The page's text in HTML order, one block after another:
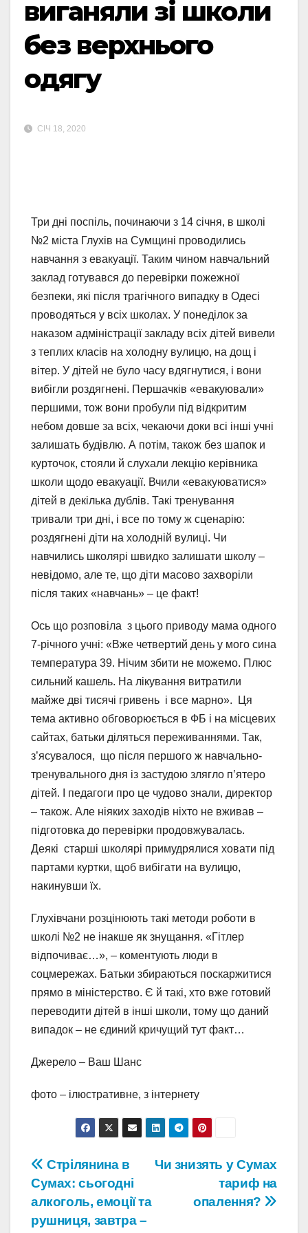
виганяли зі школи
без верхнього
одягу
СІЧ 18, 2020
Три дні поспіль, починаючи з 14 січня, в школі
№2 міста Глухів на Сумщині проводились
навчання з евакуації. Таким чином навчальний
заклад готувався до перевірки пожежної
безпеки, які після трагічного випадку в Одесі
проводяться у всіх школах. У понеділок за
наказом адміністрації закладу всіх дітей вивели
з теплих класів на холодну вулицю, на дощ і
вітер. У дітей не було часу вдягнутися, і вони
вибігли роздягнені. Першачків «евакуювали»
першими, тож вони пробули під відкритим
небом довше за всіх, чекаючи доки всі інші учні
залишать будівлю. А потім, також без шапок и
курточок, стояли й слухали лекцію керівника
школи щодо евакуації. Вчили «евакуюватися»
дітей в декілька дублів. Такі тренування
тривали три дні, і все по тому ж сценарію:
роздягнені діти на холодній вулиці. Чи
навчились школярі швидко залишати школу –
невідомо, але те, що діти масово захворіли
після таких «навчань» – це факт!
Ось що розповіла з цього приводу мама одного
7-річного учні: «Вже четвертий день у мого сина
температура 39. Нічим збити не можемо. Плюс
сильний кашель. На лікування витратили
майже дві тисячі гривень і все марно». Ця
тема активно обговорюється в ФБ і на місцевих
сайтах, батьки діляться переживаннями. Так,
з’ясувалося, що після першого ж навчально-
тренувального дня із застудою злягло п’ятеро
дітей. І педагоги про це чудово знали, директор
– також. Але ніяких заходів ніхто не вживав –
підготовка до перевірки продовжувалась.
Деякі старші школярі примудрялися ховати під
партами куртки, щоб вибігати на вулицю,
накинувши їх.
Глухівчани розцінюють такі методи роботи в
школі №2 не інакше як знущання. «Гітлер
відпочиває…», – коментують люди в
соцмережах. Батьки збираються поскаржитися
прямо в міністерство. Є й такі, хто вже готовий
переводити дітей в інші школи, тому що даний
випадок – не єдиний кричущий тут факт…
Джерело – Ваш Шанс
фото – ілюстративне, з інтернету
Навігація
записів
Чи знизять у Сумах
тариф на
опалення?
Стрілянина в
Сумах: сьогодні
алкоголь, емоції та
рушниця, завтра –